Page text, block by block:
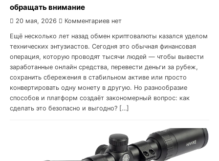
обращать внимание
20 мая, 2026 Комментариев нет
Ещё несколько лет назад обмен криптовалюты казался уделом
технических энтузиастов. Сегодня это обычная финансовая
операция, которую проводят тысячи людей — чтобы вывести
заработанные онлайн средства, перевести деньги за рубеж,
сохранить сбережения в стабильном активе или просто
конвертировать одну монету в другую. Но разнообразие
способов и платформ создаёт закономерный вопрос: как
сделать это безопасно и выгодно? […]